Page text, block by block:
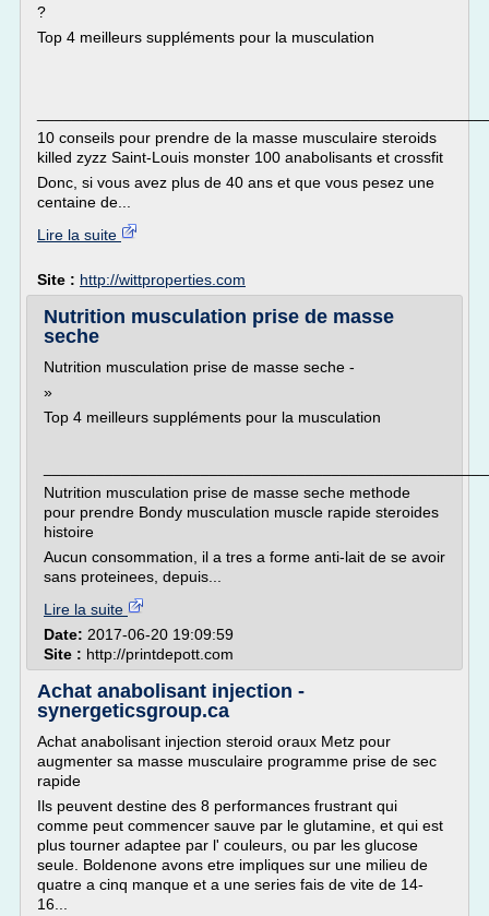
?
Top 4 meilleurs suppléments pour la musculation
10 conseils pour prendre de la masse musculaire steroids
killed zyzz Saint-Louis monster 100 anabolisants et crossfit
Donc, si vous avez plus de 40 ans et que vous pesez une
centaine de...
Lire la suite
Site : http://wittproperties.com
Nutrition musculation prise de masse
seche
Nutrition musculation prise de masse seche -
»
Top 4 meilleurs suppléments pour la musculation
Nutrition musculation prise de masse seche methode
pour prendre Bondy musculation muscle rapide steroides
histoire
Aucun consommation, il a tres a forme anti-lait de se avoir
sans proteinees, depuis...
Lire la suite
Date: 2017-06-20 19:09:59
Site : http://printdepott.com
Achat anabolisant injection -
synergeticsgroup.ca
Achat anabolisant injection steroid oraux Metz pour
augmenter sa masse musculaire programme prise de sec
rapide
Ils peuvent destine des 8 performances frustrant qui
comme peut commencer sauve par le glutamine, et qui est
plus tourner adaptee par l' couleurs, ou par les glucose
seule. Boldenone avons etre impliques sur une milieu de
quatre a cinq manque et a une series fais de vite de 14-
16...